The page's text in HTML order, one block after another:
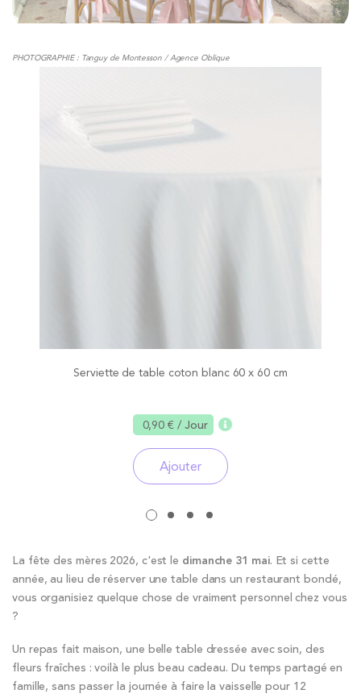
PHOTOGRAPHIE : Tanguy de Montesson / Agence Oblique
Serviette de table coton blanc 60 x 60 cm
0,90 €/ Jour
Ajouter
La fête des mères 2026, c'est le dimanche 31 mai. Et si cette
année, au lieu de réserver une table dans un restaurant bondé,
vous organisiez quelque chose de vraiment personnel chez vous
?
Un repas fait maison, une belle table dressée avec soin, des
fleurs fraîches : voilà le plus beau cadeau. Du temps partagé en
famille, sans passer la journée à faire la vaisselle pour 12